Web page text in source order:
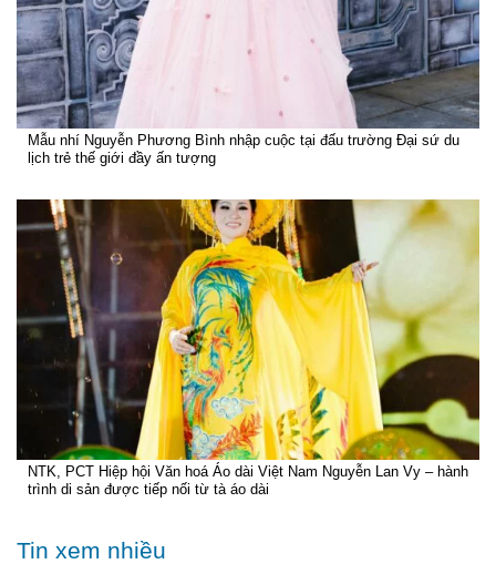
Mẫu nhí Nguyễn Phương Bình nhập cuộc tại đấu trường Đại sứ du
lịch trẻ thế giới đầy ấn tượng
NTK, PCT Hiệp hội Văn hoá Áo dài Việt Nam Nguyễn Lan Vy – hành
trình di sản được tiếp nối từ tà áo dài
Tin xem nhiều